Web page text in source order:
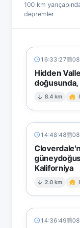
100 km
depremler
16:33:27
Hidden
8.4 km
14:48:48
Kaliforniya
2.0 km I
14:36:49